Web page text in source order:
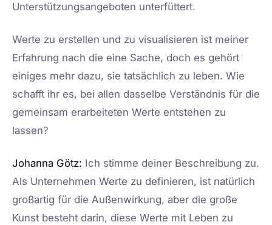
Unterstützungsangeboten unterfüttert.
Werte zu erstellen und zu visualisieren ist meiner
Erfahrung nach die eine Sache, doch es gehört
einiges mehr dazu, sie tatsächlich zu leben. Wie
schafft ihr es, bei allen dasselbe Verständnis für die
gemeinsam erarbeiteten Werte entstehen zu
lassen?
Johanna Götz: Ich stimme deiner Beschreibung zu.
Als Unternehmen Werte zu definieren, ist natürlich
großartig für die Außenwirkung, aber die große
Kunst besteht darin, diese Werte mit Leben zu